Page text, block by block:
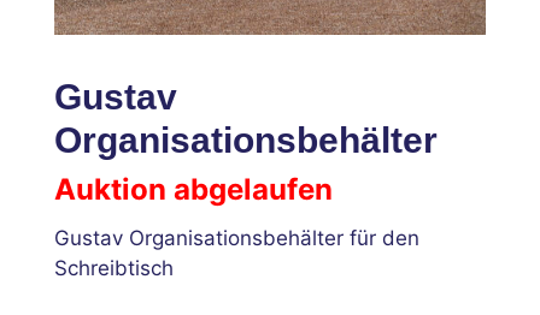
Gustav
Organisationsbehälter
Auktion abgelaufen
Gustav Organisationsbehälter für den
Schreibtisch